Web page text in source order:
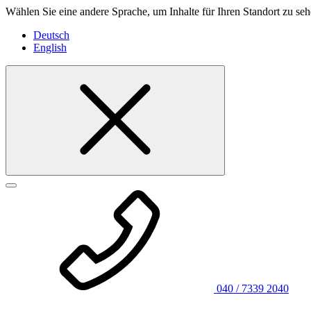
Wählen Sie eine andere Sprache, um Inhalte für Ihren Standort zu
Deutsch
English
040 / 7339 2040